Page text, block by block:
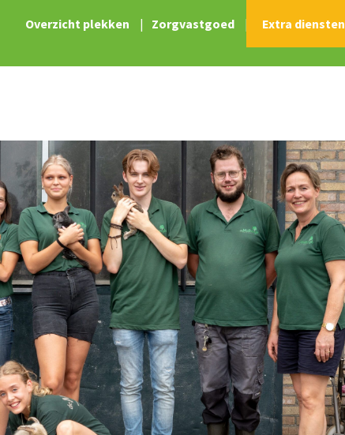
Overzicht plekken | Zorgvastgoed | Extra diensten